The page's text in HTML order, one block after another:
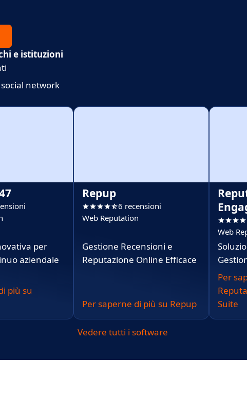
e istituzioni
network
per
aziendale
più su
Repup
6 recensioni
Web Reputation
Gestione Recensioni e
Reputazione Online Efficace
Per saperne di più su Repup
Web
Per
Suite
Vedere tutti i software